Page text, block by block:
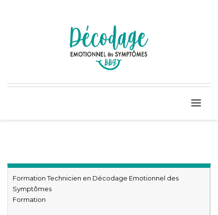
Formation Technicien en Décodage Emotionnel des
Symptômes
Formation